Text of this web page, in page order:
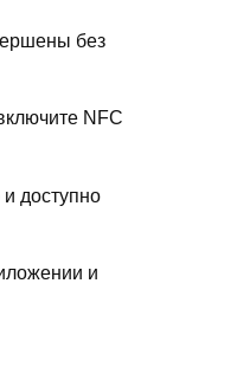
без
NFC
доступно
и